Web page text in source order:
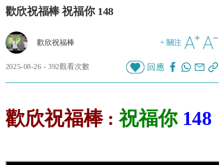
歡欣祝福棒 祝福你 148
+ 關注
歡欣祝福棒
2025-08-26 - 392觀看次數 回應
歡欣祝福棒 : 祝福你 148